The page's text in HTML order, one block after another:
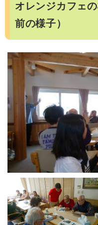
オレンジカフェ
前の様子）